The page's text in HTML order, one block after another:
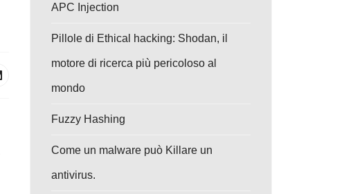
APC Injection
Pillole di Ethical hacking: Shodan, il
motore di ricerca più pericoloso al
mondo
Fuzzy Hashing
Come un malware può Killare un
antivirus.